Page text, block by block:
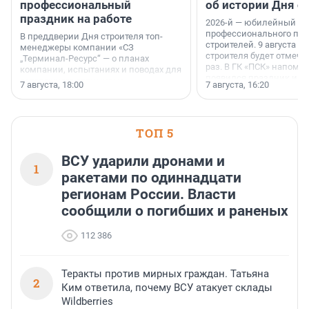
профессиональный
праздник на работе
В преддверии Дня строителя топ-
менеджеры компании «СЗ
„Терминал-Ресурс“ — о планах
компании, испытаниях и поводах для
осторожного оптимизма.
7 августа, 18:00
об истории Дня
2026-й — юбилейный
профессионального
строителей. 9 августа
строителя будет
раз. В ГК «ПСК»
поменялась роль
7 августа, 16:20
ТОП 5
1
ВСУ ударили дронами и
ракетами по одиннадцати
регионам России. Власти
сообщили о погибших и раненых
112 386
2
Теракты против мирных граждан. Татьяна
Ким ответила, почему ВСУ атакует склады
Wildberries